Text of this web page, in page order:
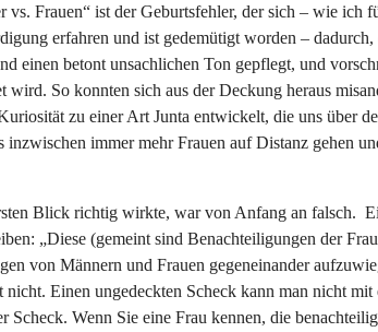
Frauen“ ist der Geburtsfehler, der sich – wie ich
erfahren und ist gedemütigt worden –
einen betont unsachlichen Ton gepflegt, und
So konnten sich aus der Deckung heraus
zu einer Art Junta entwickelt, die uns über
immer mehr Frauen auf Distanz gehen
Blick richtig wirkte, war von Anfang an falsch.
„Diese (gemeint sind Benachteiligungen der
von Männern und Frauen gegeneinander
Einen ungedeckten Scheck kann man nicht
Wenn Sie eine Frau kennen, die